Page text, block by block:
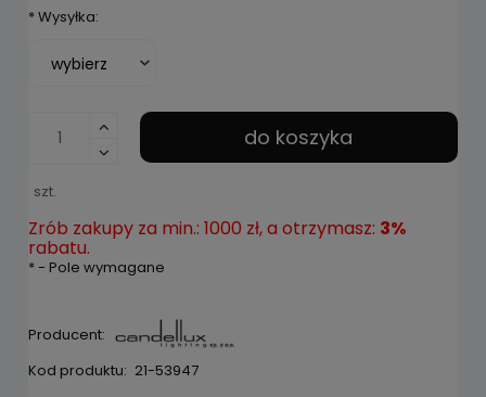
*Wysyłka:
szt.
do koszyka
Zrób zakupy za min.: 1000 zł, a otrzymasz: 3%
rabatu.
*- Pole wymagane
Producent:
Kod produktu: 21-53947